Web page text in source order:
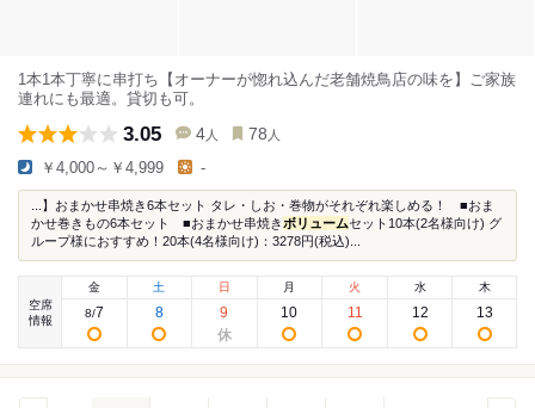
1本1本丁寧に串打ち【オーナーが惚れ込んだ老舗焼鳥店の味を】ご家族
連れにも最適。貸切も可。
3.05 4 人 78 人
￥4,000～￥4,999 -
...】おまかせ串焼き6本セット タレ・しお・巻物がそれぞれ楽しめる！ ■おま
かせ巻きもの6本セット ■おまかせ串焼き ボリュームセット10本(2名様向け) グ
ループ様におすすめ！20本(4名様向け)：3278円(税込)...
空席
情報
金
8/7
土
8
日
9
月
10
火
11
水
12
木
13